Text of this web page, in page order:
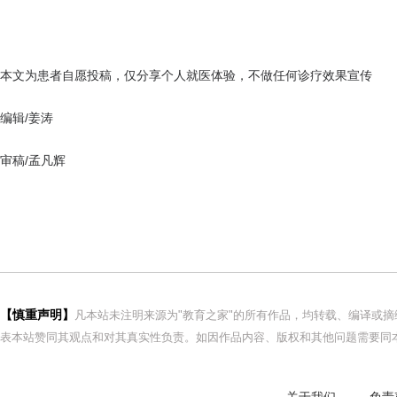
本文为患者自愿投稿，仅分享个人就医体验，不做任何诊疗效果宣传
编辑/姜涛
审稿/孟凡辉
【慎重声明】
凡本站未注明来源为"教育之家"的所有作品，均转载、编译或
表本站赞同其观点和对其真实性负责。如因作品内容、版权和其他问题需要